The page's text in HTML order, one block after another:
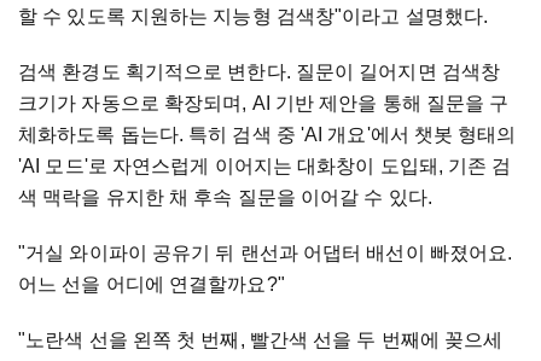
할 수 있도록 지원하는 지능형 검색창"이라고 설명했다.
검색 환경도 획기적으로 변한다. 질문이 길어지면 검색창
크기가 자동으로 확장되며, AI 기반 제안을 통해 질문을 구
체화하도록 돕는다. 특히 검색 중 'AI 개요'에서 챗봇 형태의
'AI 모드'로 자연스럽게 이어지는 대화창이 도입돼, 기존 검
색 맥락을 유지한 채 후속 질문을 이어갈 수 있다.
"거실 와이파이 공유기 뒤 랜선과 어댑터 배선이 빠졌어요.
어느 선을 어디에 연결할까요?"
"노란색 선을 왼쪽 첫 번째, 빨간색 선을 두 번째에 꽂으세